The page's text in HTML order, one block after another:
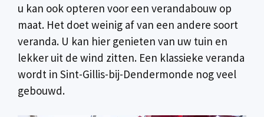
u kan ook opteren voor een verandabouw op
maat. Het doet weinig af van een andere soort
veranda. U kan hier genieten van uw tuin en
lekker uit de wind zitten. Een klassieke veranda
wordt in Sint-Gillis-bij-Dendermonde nog veel
gebouwd.